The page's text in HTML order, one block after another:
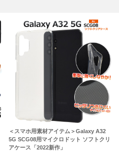
＜スマホ用素材アイテム＞Galaxy A32
5G SCG08用マイクロドット ソフトクリ
アケース「2022新作」